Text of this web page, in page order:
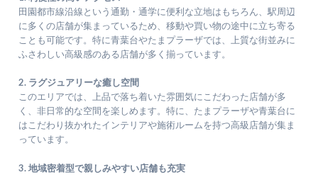
田園都市線沿線という通勤・通学に便利な立地はもちろん、駅周辺
に多くの店舗が集まっているため、移動や買い物の途中に立ち寄る
ことも可能です。特に青葉台やたまプラーザでは、上質な街並みに
ふさわしい高級感のある店舗が多く揃っています。
2. ラグジュアリーな癒し空間
このエリアでは、上品で落ち着いた雰囲気にこだわった店舗が多
く、非日常的な空間を楽しめます。特に、たまプラーザや青葉台に
はこだわり抜かれたインテリアや施術ルームを持つ高級店舗が集ま
っています。
3. 地域密着型で親しみやすい店舗も充実